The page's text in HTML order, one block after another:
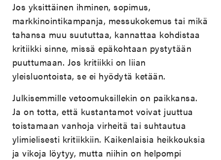
Jos yksittäinen ihminen, sopimus,
markkinointikampanja, messukokemus tai mikä
tahansa muu suututtaa, kannattaa kohdistaa
kritiikki sinne, missä epäkohtaan pystytään
puuttumaan. Jos kritiikki on liian
yleisluontoista, se ei hyödytä ketään.
Julkisemmille vetoomuksillekin on paikkansa.
Ja on totta, että kustantamot voivat juuttua
toistamaan vanhoja virheitä tai suhtautua
ylimielisesti kritiikkiin. Kaikenlaisia heikkouksia
ja vikoja löytyy, mutta niihin on helpompi